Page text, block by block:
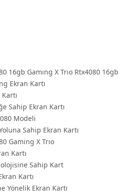
16gb Gamıng X Trıo Rtx4080 16gb
Ekran Kartı
Sahip Ekran Kartı
Modeli
Sahip Ekran Kartı
Gaming X Trıo
Kartı
Sahip Kart
Kartı
Yönelik Ekran Kartı